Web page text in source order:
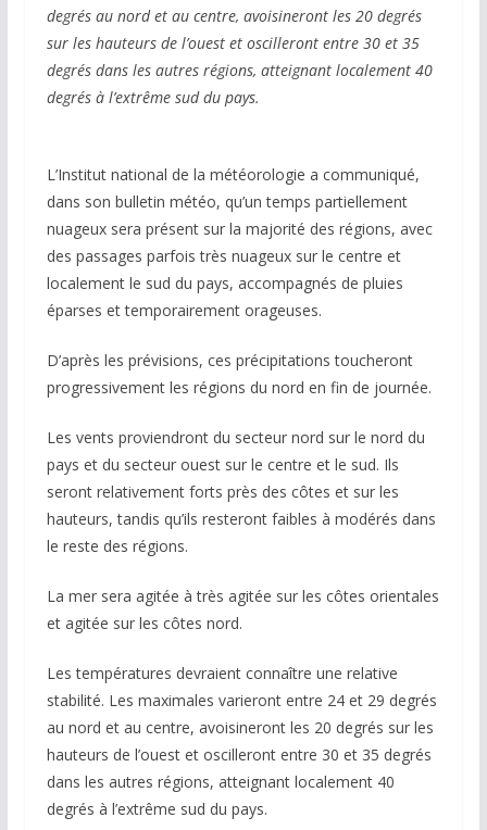
degrés au nord et au centre, avoisineront les 20 degrés
sur les hauteurs de l’ouest et oscilleront entre 30 et 35
degrés dans les autres régions, atteignant localement 40
degrés à l’extrême sud du pays.
L’Institut national de la météorologie a communiqué,
dans son bulletin météo, qu’un temps partiellement
nuageux sera présent sur la majorité des régions, avec
des passages parfois très nuageux sur le centre et
localement le sud du pays, accompagnés de pluies
éparses et temporairement orageuses.
D’après les prévisions, ces précipitations toucheront
progressivement les régions du nord en fin de journée.
Les vents proviendront du secteur nord sur le nord du
pays et du secteur ouest sur le centre et le sud. Ils
seront relativement forts près des côtes et sur les
hauteurs, tandis qu’ils resteront faibles à modérés dans
le reste des régions.
La mer sera agitée à très agitée sur les côtes orientales
et agitée sur les côtes nord.
Les températures devraient connaître une relative
stabilité. Les maximales varieront entre 24 et 29 degrés
au nord et au centre, avoisineront les 20 degrés sur les
hauteurs de l’ouest et oscilleront entre 30 et 35 degrés
dans les autres régions, atteignant localement 40
degrés à l’extrême sud du pays.